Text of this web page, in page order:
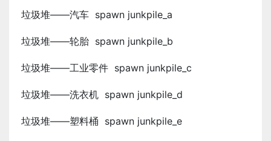
垃圾堆——汽车 spawn junkpile_a
垃圾堆——轮胎 spawn junkpile_b
垃圾堆——工业零件 spawn junkpile_c
垃圾堆——洗衣机 spawn junkpile_d
垃圾堆——塑料桶 spawn junkpile_e